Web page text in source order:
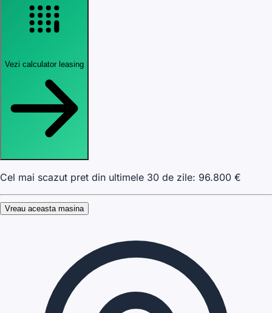
Vezi calculator leasing
Cel mai scazut pret din ultimele 30 de zile: 96.800 €
Vreau aceasta masina